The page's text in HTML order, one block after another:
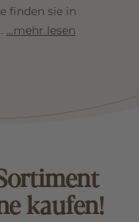
finden sie in
. ...mehr lesen
kaufen!